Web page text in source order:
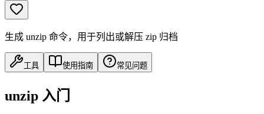
生成 unzip 命令，用于列出或解压 zip 归档
工具 使用指南 常见问题
unzip 入门